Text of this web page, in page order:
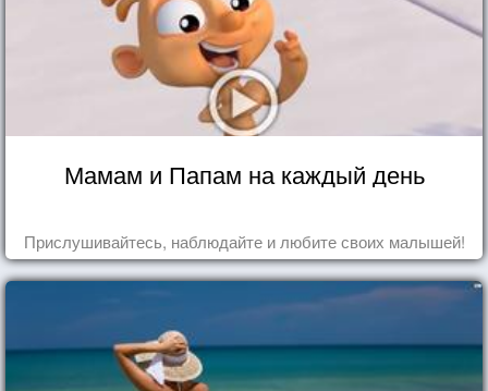
Мамам и Папам на каждый день
Прислушивайтесь, наблюдайте и любите своих малышей!